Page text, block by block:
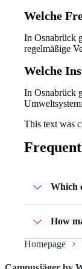
Welche
In Osnabrück
regelmäßige
Welche
In Osnabrück
This text was
Which
How
Homepage